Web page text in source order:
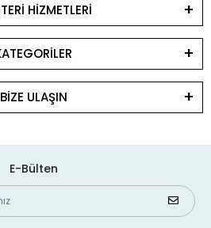
HİZMETLERİ
BİZE ULAŞIN
E-Bülten